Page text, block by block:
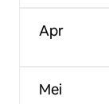
Apr
Mei